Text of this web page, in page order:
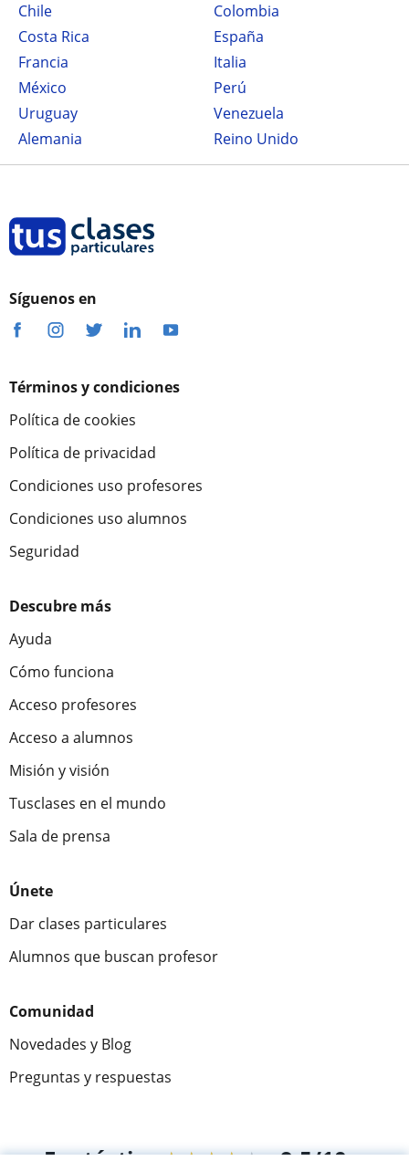
Chile
Colombia
Costa Rica
España
Francia
Italia
México
Perú
Uruguay
Venezuela
Alemania
Reino Unido
Síguenos en
Términos y condiciones
Política de cookies
Política de privacidad
Condiciones uso profesores
Condiciones uso alumnos
Seguridad
Descubre más
Ayuda
Cómo funciona
Acceso profesores
Acceso a alumnos
Misión y visión
Tusclases en el mundo
Sala de prensa
Únete
Dar clases particulares
Alumnos que buscan profesor
Comunidad
Novedades y Blog
Preguntas y respuestas